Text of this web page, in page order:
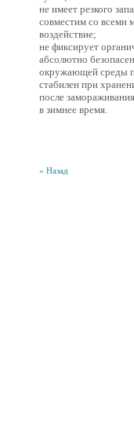
не имеет резкого
совместим со всеми
воздействие;
не фиксирует
абсолютно
окружающей среды
стабилен при
после
в зимнее время.
« Назад